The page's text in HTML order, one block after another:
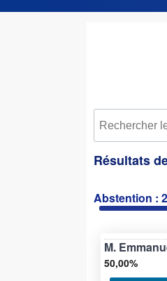
Résultats
Abstention :
M.
50,00%